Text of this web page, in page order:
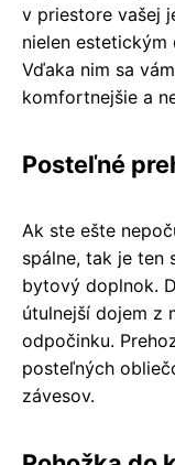
v priestore vašej
nielen
Vďaka nim sa
komfortnejšie a
Posteľné
Ak ste ešte
spálne, tak je ten
bytový doplnok.
útulnejší dojem z
odpočinku.
posteľných
závesov.